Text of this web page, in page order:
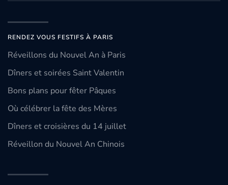
RENDEZ VOUS FESTIFS À PARIS
Réveillons du Nouvel An à Paris
Dîners et soirées Saint Valentin
Bons plans pour fêter Pâques
Où célébrer la fête des Mères
Dîners et croisières du 14 juillet
Réveillon du Nouvel An Chinois